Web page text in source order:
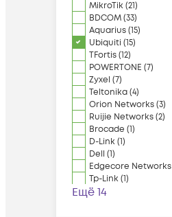
MikroTik(21)
BDCOM(33)
Aquarius(15)
Ubiquiti (15)
TFortis(12)
POWERTONE (7)
Zyxel (7)
Teltonika(4)
Orion Networks(3)
Ruijie Networks(2)
Brocade (1)
D-Link(1)
Dell (1)
Edgecore Networks
Tp-Link(1)
Ещё 14